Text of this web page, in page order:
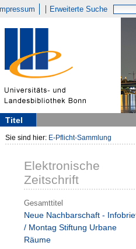
Impressum Erweiterte Suche
Titel
Sie sind hier: E-Pflicht-Sammlung
Elektronische
Zeitschrift
Gesamttitel
Neue Nachbarschaft -
/ Montag Stiftung Urbane
Räume